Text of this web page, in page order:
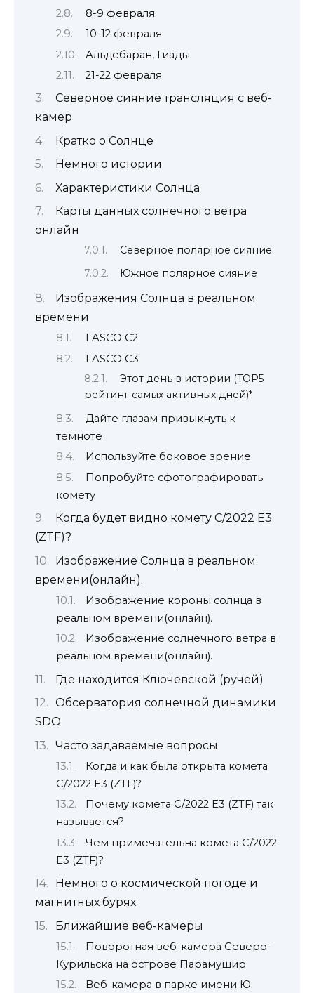
8-9 февраля
10-12 февраля
Альдебаран, Гиады
21-22 февраля
Северное сияние трансляция с веб-
камер
Кратко о Солнце
Немного истории
Характеристики Солнца
Карты данных солнечного ветра
онлайн
Северное полярное сияние
Южное полярное сияние
Изображения Солнца в реальном
времени
LASCO C2
LASCO C3
Этот день в истории (TOP5
рейтинг самых активных дней)*
Дайте глазам привыкнуть к
темноте
Используйте боковое зрение
Попробуйте сфотографировать
комету
Когда будет видно комету C/2022 E3
(ZTF)?
Изображение Солнца в реальном
времени(онлайн).
Изображение короны солнца в
реальном времени(онлайн).
Изображение солнечного ветра в
реальном времени(онлайн).
Где находится Ключевской (ручей)
Обсерватория солнечной динамики
SDO
Часто задаваемые вопросы
Когда и как была открыта комета
C/2022 E3 (ZTF)?
Почему комета C/2022 E3 (ZTF) так
называется?
Чем примечательна комета C/2022
E3 (ZTF)?
Немного о космической погоде и
магнитных бурях
Ближайшие веб-камеры
Поворотная веб-камера Северо-
Курильска на острове Парамушир
Веб-камера в парке имени Ю.